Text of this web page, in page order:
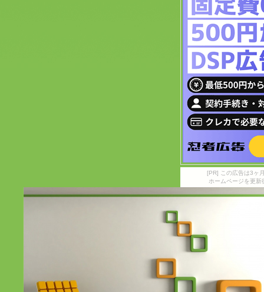
[PR] この広告は3ヶ
ホームページを更